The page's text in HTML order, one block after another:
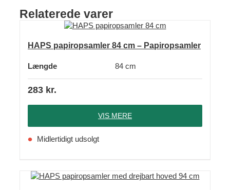
Relaterede varer
HAPS papiropsamler 84 cm – Papiropsamler
Længde 84 cm
283 kr.
VIS MERE
Midlertidigt udsolgt